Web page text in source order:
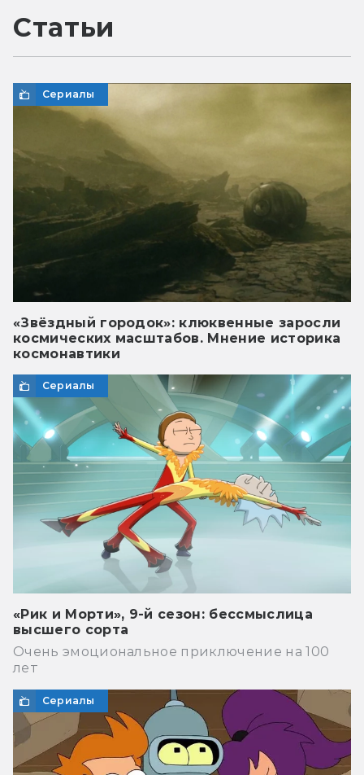
Статьи
Сериалы
«Звёздный городок»: клюквенные заросли
космических масштабов. Мнение историка
космонавтики
Сериалы
«Рик и Морти», 9-й сезон: бессмыслица
высшего сорта
Очень эмоциональное приключение на 100
лет
Сериалы